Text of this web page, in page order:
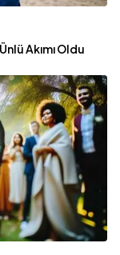
Akımı Oldu